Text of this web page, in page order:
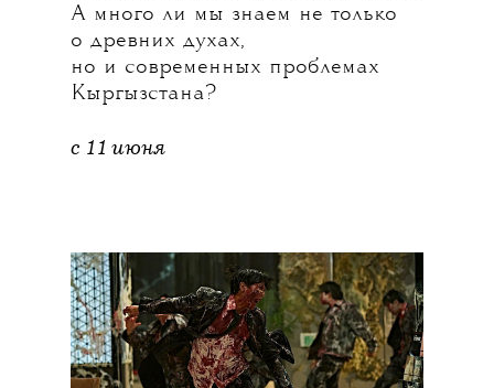
А много ли мы знаем не только
о древних духах,
но и современных проблемах
Кыргызстана?
с 11 июня